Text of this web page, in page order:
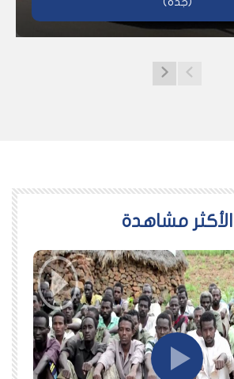
اﻷكثر مشاهدة